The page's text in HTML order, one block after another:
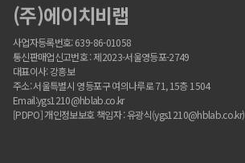
(주)에이치비랩
사업자등록번호: 639-86-01058
통신판매업신고번호 : 제2023-서울영등포-2749
대표이사: 강흥보
주소: 서울특별시 영등포구 여의나루로 71, 15층 1504
Email:ygs1210@hblab.co.kr
[PDPO] 개인정보보호 책임자 : 유광식(ygs1210@hblab.co.kr)